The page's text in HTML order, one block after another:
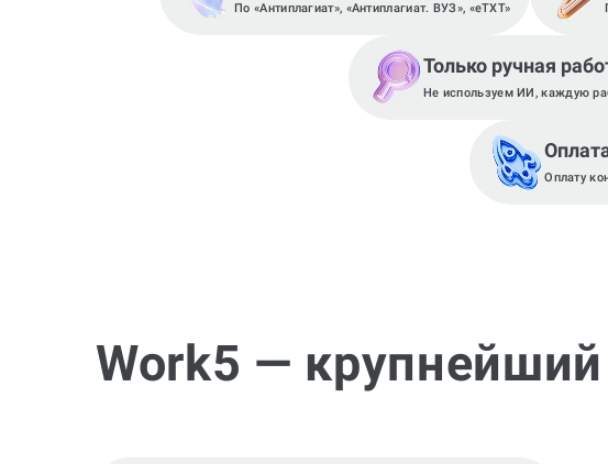
По «Антиплагиат», «Антиплагиат. ВУЗ», «eTXT»
Только ручная
Не используем ИИ, каждую
Оплату
Work5 — крупнейший